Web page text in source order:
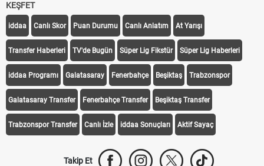
KEŞFET
iddaa Canlı Skor Puan Durumu Canlı Anlatım At Yarışı
Transfer Haberleri TV'de Bugün Süper Lig Fikstür Süper Lig Haberleri
iddaa Programı Galatasaray Fenerbahçe Beşiktaş Trabzonspor
Galatasaray Transfer Fenerbahçe Transfer Beşiktaş Transfer
Trabzonspor Transfer Canlı İzle iddaa Sonuçları Aktif Sayaç
Takip Et